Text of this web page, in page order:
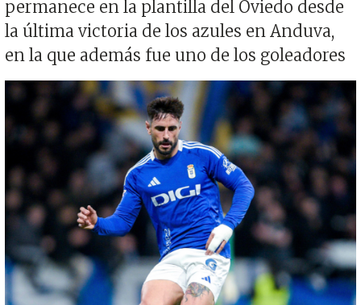
permanece en la plantilla del Oviedo desde
la última victoria de los azules en Anduva,
en la que además fue uno de los goleadores
Imagen